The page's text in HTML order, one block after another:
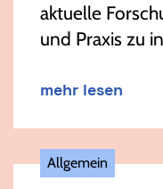
aktuelle
und Praxis zu
mehr lesen
Allgemein